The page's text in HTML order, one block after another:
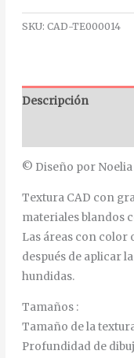
SKU: CAD-TE000014
Descripción
© Diseño por
Textura CAD con
materiales blandos
Las áreas con color
después de aplicar
hundidas.
Tamaños :
Tamaño de la
Profundidad de